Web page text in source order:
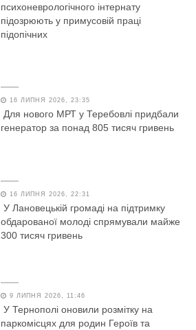
психоневрологічного інтернату
підозрюють у примусовій праці
підопічних
16 ЛИПНЯ 2026, 23:35
Для нового МРТ у Теребовлі придбали
генератор за понад 805 тисяч гривень
16 ЛИПНЯ 2026, 22:31
У Лановецькій громаді на підтримку
обдарованої молоді спрямували майже
300 тисяч гривень
9 ЛИПНЯ 2026, 11:46
У Тернополі оновили розмітку на
паркомісцях для родин Героїв та